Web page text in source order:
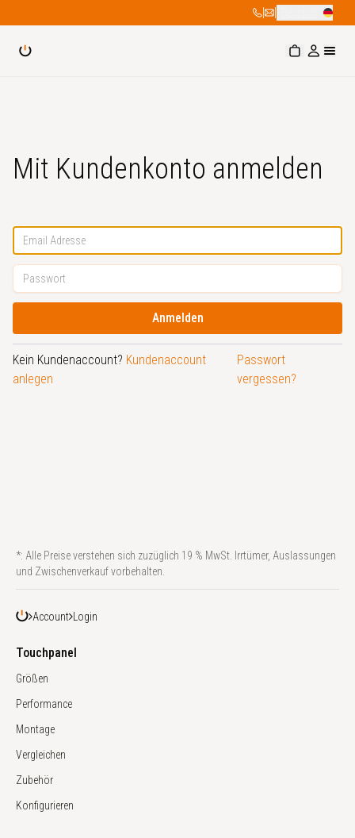
| |
Mit Kundenkonto anmelden
Anmelden
Kein Kundenaccount? Kundenaccount
anlegen
Passwort
vergessen?
*: Alle Preise verstehen sich zuzüglich 19 % MwSt. Irrtümer, Auslassungen
und Zwischenverkauf vorbehalten.
Account Login
Touchpanel
Größen
Performance
Montage
Vergleichen
Zubehör
Konfigurieren